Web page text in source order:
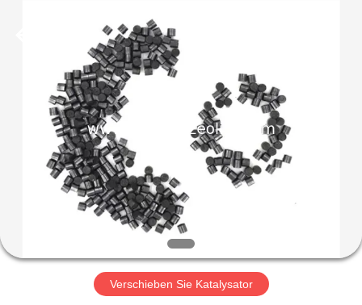
HAUS
PRODUKTE
ÜBER
FABRIK-
AUSFLUGVerschieben Sie Katalysator